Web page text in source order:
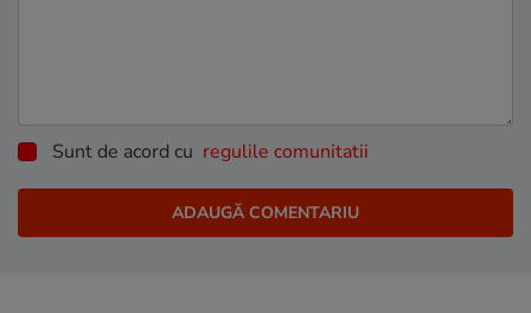
Sunt de acord cu regulile comunitatii